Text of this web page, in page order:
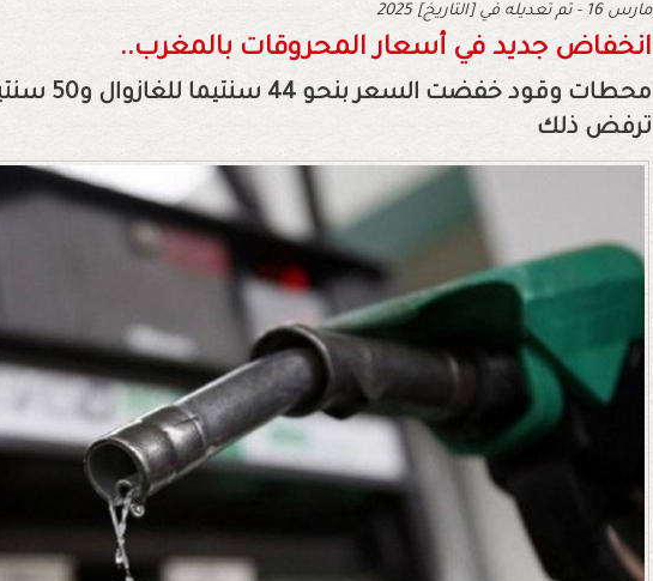
2025 مارس 16 - تم تعديله في [التاريخ]
انخفاض جديد في أسعار المحروقات بالمغرب..
محطات وقود
ترفض ذلك